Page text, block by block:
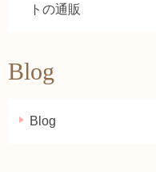
トの通販
Blog
Blog